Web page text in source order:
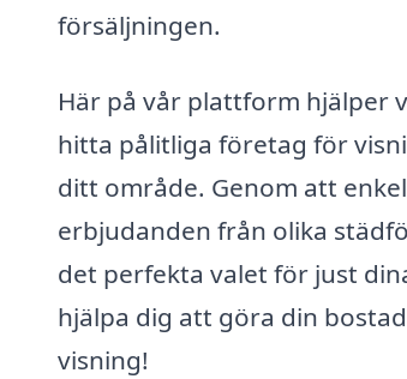
försäljningen.
Här på vår plattform hjälper
hitta pålitliga företag för
ditt område. Genom att
erbjudanden från olika
det perfekta valet för just
hjälpa dig att göra din
visning!